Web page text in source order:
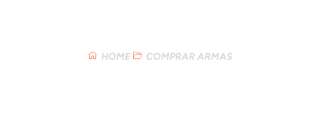
HOME COMPRAR ARMAS